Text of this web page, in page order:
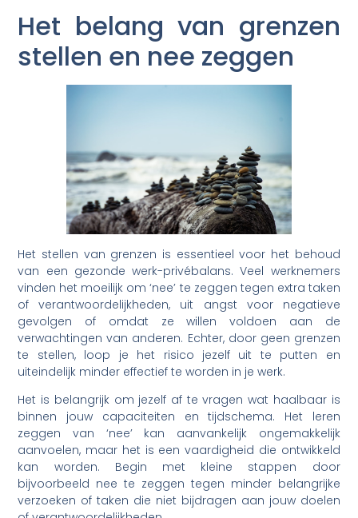
Het belang van grenzen
stellen en nee zeggen
Het stellen van grenzen is essentieel voor het behoud
van een gezonde werk-privébalans. Veel werknemers
vinden het moeilijk om ‘nee’ te zeggen tegen extra taken
of verantwoordelijkheden, uit angst voor negatieve
gevolgen of omdat ze willen voldoen aan de
verwachtingen van anderen. Echter, door geen grenzen
te stellen, loop je het risico jezelf uit te putten en
uiteindelijk minder effectief te worden in je werk.
Het is belangrijk om jezelf af te vragen wat haalbaar is
binnen jouw capaciteiten en tijdschema. Het leren
zeggen van ‘nee’ kan aanvankelijk ongemakkelijk
aanvoelen, maar het is een vaardigheid die ontwikkeld
kan worden. Begin met kleine stappen door
bijvoorbeeld nee te zeggen tegen minder belangrijke
verzoeken of taken die niet bijdragen aan jouw doelen